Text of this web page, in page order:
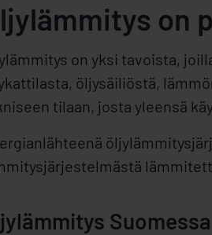
on
on yksi tavoista,
öljysäiliöstä,
tilaan, josta yleensä
Suomessa